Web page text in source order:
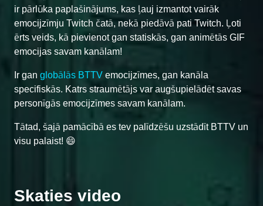
ir pārlūka paplašinājums, kas ļauj izmantot vairāk
emocijzīmju Twitch čatā, nekā piedāvā pati Twitch. Ļoti
ērts veids, kā pievienot gan statiskās, gan animētās GIF
emocijas savam kanālam!
Ir gan globālās BTTV emocijzīmes, gan kanāla
specifiskās. Katrs straumētājs var augšupielādēt savas
personīgās emocijzīmes savam kanālam.
Tātad, šajā pamācībā es tev palīdzēšu uzstādīt BTTV un
visu palaist! 😄
Skaties video